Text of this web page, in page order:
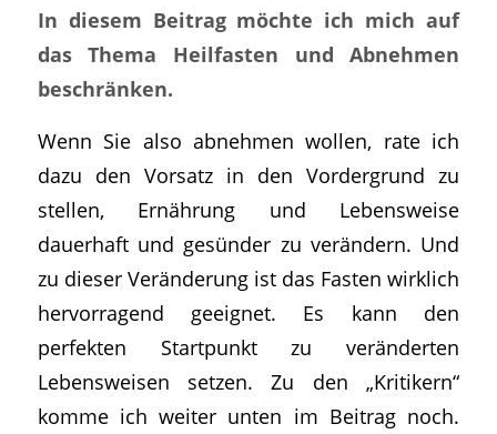
In diesem Beitrag möchte ich mich auf
das Thema Heilfasten und Abnehmen
beschränken.
Wenn Sie also abnehmen wollen, rate ich
dazu den Vorsatz in den Vordergrund zu
stellen, Ernährung und Lebensweise
dauerhaft und gesünder zu verändern. Und
zu dieser Veränderung ist das Fasten wirklich
hervorragend geeignet. Es kann den
perfekten Startpunkt zu veränderten
Lebensweisen setzen. Zu den „Kritikern“
komme ich weiter unten im Beitrag noch.